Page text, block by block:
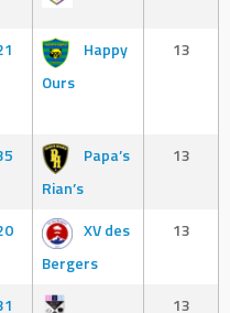
Happy
Ours
13
Papa’s
Rian’s
13
XV des
Bergers
13
13